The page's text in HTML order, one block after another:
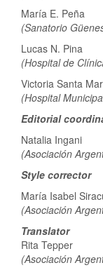
María E. Peña
(Sanatorio
Lucas N. Pina
(Hospital de
Victoria Santa
(Hospital
Editorial
Natalia Ingani
(Asociación
Style corrector
María Isabel
(Asociación
Translator
Rita Tepper
(Asociación